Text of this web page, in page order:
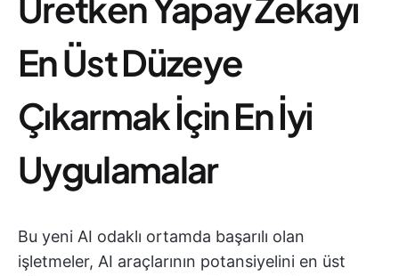
En Üst Düzeye
Çıkarmak İçin En İyi
Uygulamalar
Bu yeni AI odaklı ortamda başarılı olan
işletmeler, AI araçlarının potansiyelini en üst